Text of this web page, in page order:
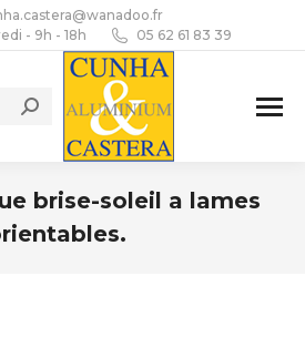
- 9h - 18h
05 62 61 83 39
brise-soleil a lames